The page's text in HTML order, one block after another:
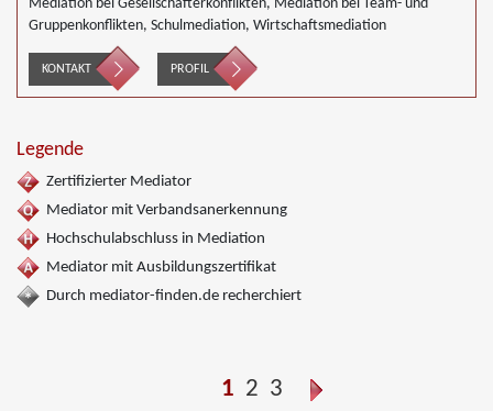
Mediation bei Gesellschafterkonflikten, Mediation bei Team- und
Gruppenkonflikten, Schulmediation, Wirtschaftsmediation
KONTAKT PROFIL
Legende
Zertifizierter Mediator
Mediator mit Verbandsanerkennung
Hochschulabschluss in Mediation
Mediator mit Ausbildungszertifikat
Durch mediator-finden.de recherchiert
1 2 3